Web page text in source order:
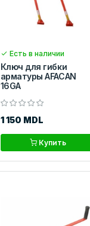
Есть в наличии
Ключ для гибки
арматуры AFACAN
16GA
1 150 MDL
Купить